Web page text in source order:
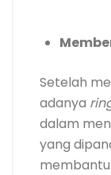
Setelah
adanya
dalam
yang